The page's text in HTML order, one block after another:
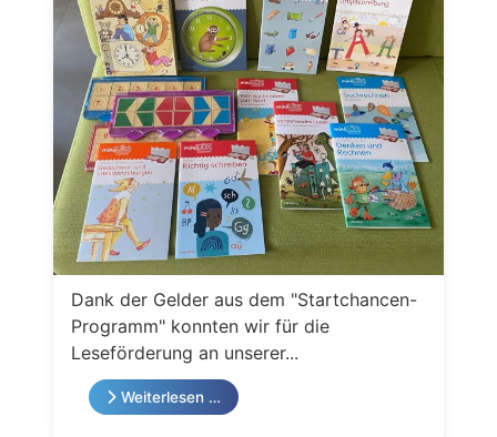
Dank der Gelder aus dem "Startchancen-
Programm" konnten wir für die
Leseförderung an unserer...
Weiterlesen …